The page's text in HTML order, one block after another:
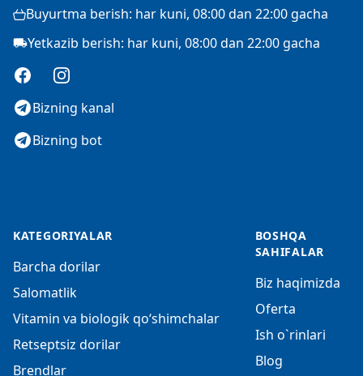
Buyurtma berish: har kuni, 08:00 dan 22:00 gacha
Yetkazib berish: har kuni, 08:00 dan 22:00 gacha
FacebookInstagram
Bizning kanal
Bizning bot
KATEGORIYALAR
Barcha dorilar
Salomatlik
Vitamin va biologik qo‘shimchalar
Retseptsiz dorilar
Brendlar
BOSHQA
SAHIFALAR
Biz haqimizda
Oferta
Ish o`rinlari
Blog